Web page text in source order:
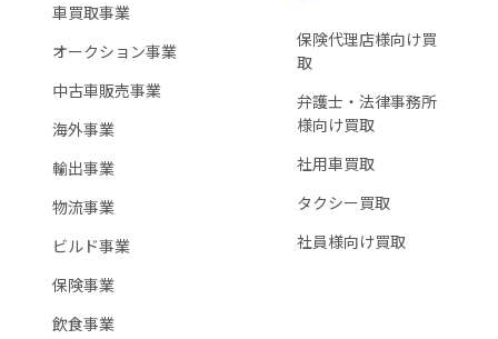
車買取事業
オークション事業
中古車販売事業
海外事業
輸出事業
物流事業
ビルド事業
保険事業
飲食事業
保険代理店様向け買
取
弁護士・法律事務所
様向け買取
社用車買取
タクシー買取
社員様向け買取